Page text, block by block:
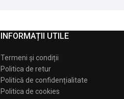
INFORMAȚII UTILE
Termeni și condiții
Politica de retur
Politică de confidențialitate
Politica de cookies